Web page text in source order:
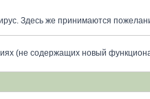
Здесь же принимаются
(не содержащих новый